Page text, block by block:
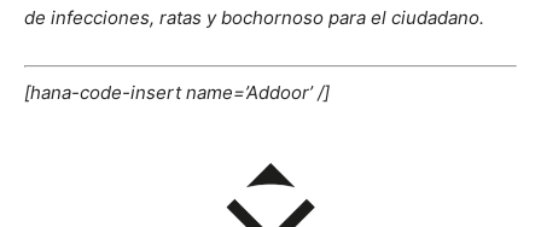
de infecciones, ratas y bochornoso para el ciudadano.
[hana-code-insert name=’Addoor’ /]